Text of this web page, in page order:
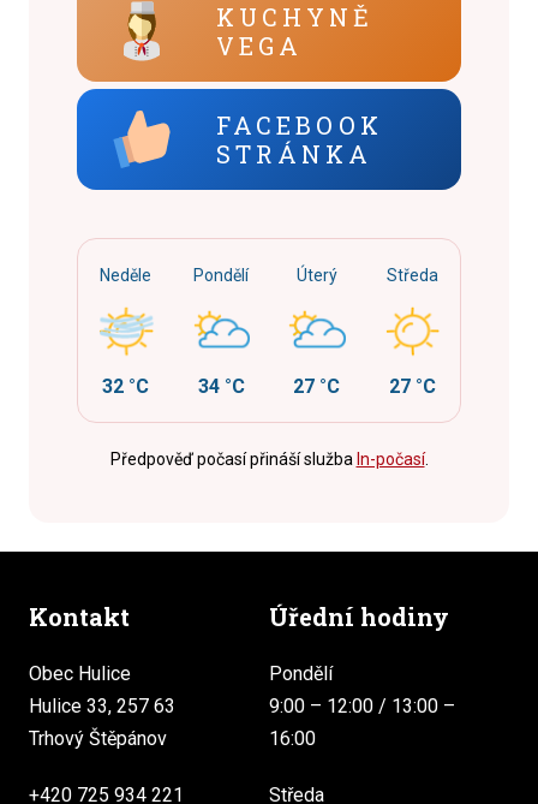
KUCHYNĚ
VEGA
FACEBOOK
STRÁNKA
Neděle
32 °C
Pondělí
34 °C
Úterý
27 °C
Středa
27 °C
Předpověď počasí přináší služba In-počasí.
Kontakt
Obec Hulice
Hulice 33, 257 63
Trhový Štěpánov
+420 725 934 221
Úřední hodiny
Pondělí
9:00 – 12:00 / 13:00 –
16:00
Středa